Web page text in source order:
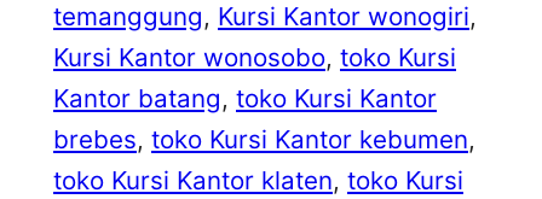
temanggung, Kursi Kantor wonogiri
Kursi Kantor wonosobo, toko Kursi
Kantor batang, toko Kursi Kantor
brebes, toko Kursi Kantor kebumen
toko Kursi Kantor klaten, toko Kursi